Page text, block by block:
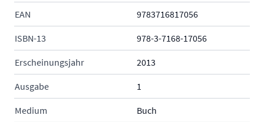
EAN 9783716817056
ISBN-13 978-3-7168-17056
Erscheinungsjahr 2013
Ausgabe 1
Medium Buch